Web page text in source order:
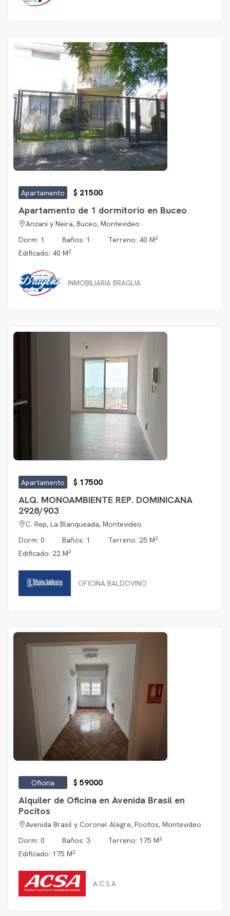
Apartamento $ 21500
Apartamento de 1 dormitorio en Buceo
Anzani y Neira, Buceo, Montevideo
Dorm: 1
Baños: 1 Terreno: 40 M2
Edificado: 40 M2
INMOBILIARIA BRAGLIA
Apartamento $ 17500
ALQ. MONOAMBIENTE REP. DOMINICANA
2928/903
C. Rep, La Blanqueada, Montevideo
Dorm: 0
Baños: 1 Terreno: 25 M2
Edificado: 22 M2
OFICINA BALDOVINO
Oficina $ 59000
Alquiler de Oficina en Avenida Brasil en
Pocitos
Avenida Brasil y Coronel Alegre, Pocitos, Montevideo
Dorm: 0
Baños: 3 Terreno: 175 M2
Edificado: 175 M2
A.C.S.A